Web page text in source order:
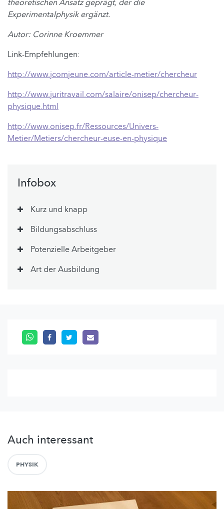
theoretischen Ansatz geprägt, der die
Experimentalphysik ergänzt.
Autor: Corinne Kroemmer
Link-Empfehlungen:
http://www.jcomjeune.com/article-metier/chercheur
http://www.juritravail.com/salaire/onisep/chercheur-
physique.html
http://www.onisep.fr/Ressources/Univers-
Metier/Metiers/chercheur-euse-en-physique
Infobox
Kurz und knapp
Bildungsabschluss
Potenzielle Arbeitgeber
Art der Ausbildung
Auch interessant
PHYSIK